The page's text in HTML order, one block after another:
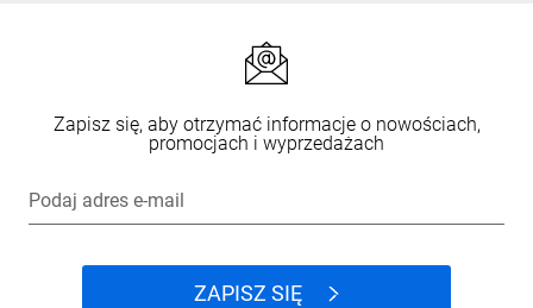
Zapisz się, aby otrzymać informacje o nowościach,
promocjach i wyprzedażach
Podaj adres e-mail
ZAPISZ SIĘ